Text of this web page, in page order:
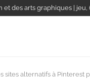
des arts graphiques | jeu,
sites alternatifs à Pinterest